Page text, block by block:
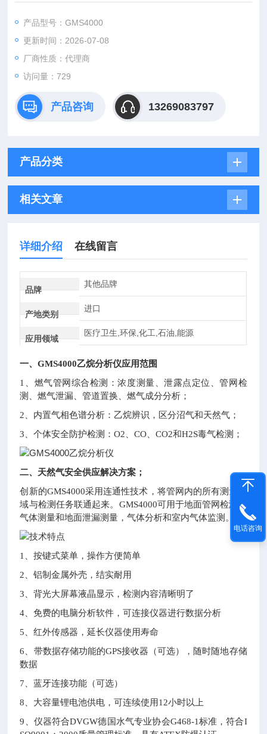
产品型号：GMS4000
更新时间：2026-07-08
厂商性质：代理商
访问量：729
产品咨询 13269083797
产品分类
相关文章
详细介绍 在线留言
品牌
其他品牌
产地类别
进口
应用领域
医疗卫生,环保,化工,石油,能源
一、GMS4000乙烷分析仪应用范围
1、燃气管网综合检测：浓度测量、泄露点定位、管网检
测、燃气泄漏、管道置换、燃气成分分析；
2、内置气相色谱分析：乙烷辨识，区分沼气和天然气；
3、个体安全防护检测：O2、CO、CO2和H2S毒气检测；
二、 天然气安全供应解决方案；
创新的GMS4000采用连通性技术，将管网内的所有测量区
域与检测任务联通起来。GMS4000可用于地面管网检测、
气体测量和地面泄漏测量，气体分析和室内气体监测。
1、按键式菜单，操作方便简单
2、铝制金属外壳，结实耐用
3、背光大屏幕液晶显示，检测内容清晰明了
4、免费的电脑分析软件，可连接仪器进行数据分析
5、红外传感器，延长仪器使用寿命
6、带数据存储功能的GPS接收器（可选），随时随地存储
数据
7、蓝牙连接功能（可选）
8、大容量锂电池供电，可连续使用12小时以上
9、仪器符合DVGW德国水气专业协会G468-1标准，符合I
电话咨询